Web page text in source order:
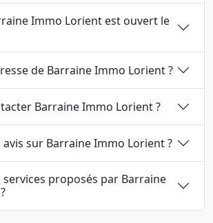
Immo Lorient est ouvert le
de Barraine Immo Lorient ?
Barraine Immo Lorient ?
avis sur Barraine Immo Lorient ?
services proposés par Barraine